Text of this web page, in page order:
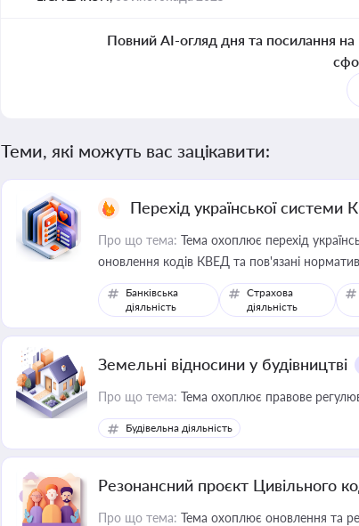
Повний AI-огляд дня та посилання на
Теми, які можуть вас зацікавити:
Перехід української системи
Про що тема: Тема охоплює перехід
оновлення кодів КВЕД та пов'язані
Банківська
діяльність
Страхова
діяльність
Земельні відносини у будівництві
Про що тема: Тема охоплює правове
Будівельна діяльність
Резонансний проєкт Цивільного
Про що тема: Тема охоплює оновлення та